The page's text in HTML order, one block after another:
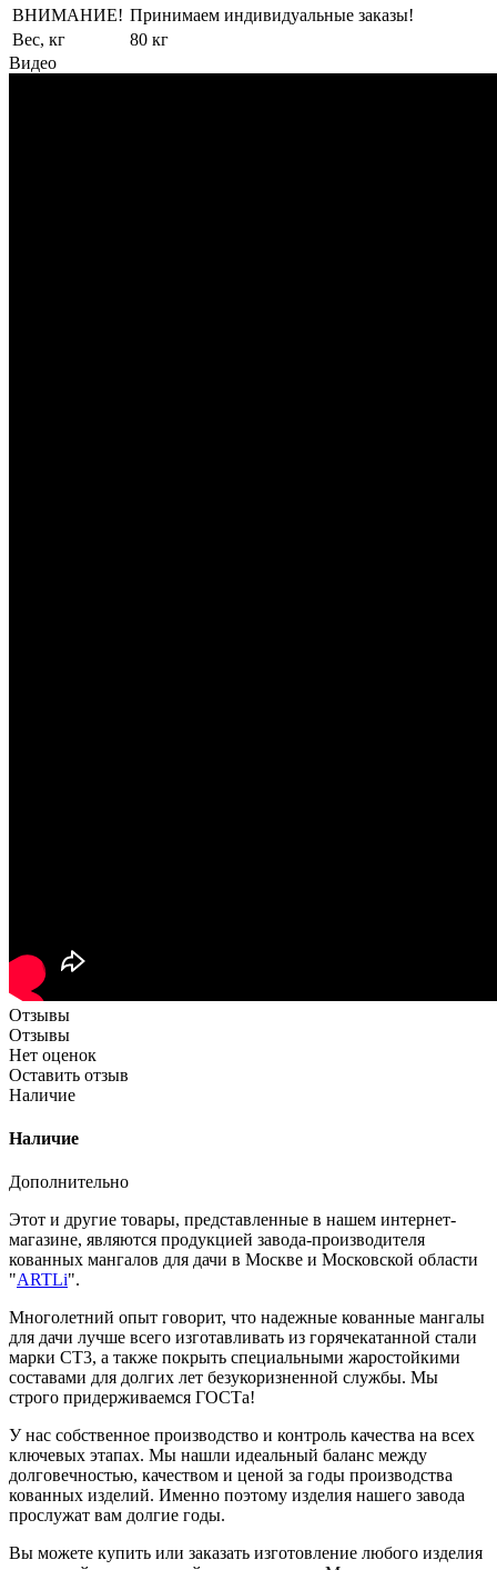
ВНИМАНИЕ! Принимаем индивидуальные заказы!
Вес, кг
80 кг
Видео
Отзывы
Отзывы
Нет оценок
Оставить отзыв
Наличие
Наличие
Дополнительно
Этот и другие товары, представленные в нашем интернет-
магазине, являются продукцией завода-производителя
кованных мангалов для дачи в Москве и Московской области
"ARTLi".
Многолетний опыт говорит, что надежные кованные мангалы
для дачи лучше всего изготавливать из горячекатанной стали
марки СТ3, а также покрыть специальными жаростойкими
составами для долгих лет безукоризненной службы. Мы
строго придерживаемся ГОСТа!
У нас собственное производство и контроль качества на всех
ключевых этапах. Мы нашли идеальный баланс между
долговечностью, качеством и ценой за годы производства
кованных изделий. Именно поэтому изделия нашего завода
прослужат вам долгие годы.
Вы можете купить или заказать изготовление любого изделия